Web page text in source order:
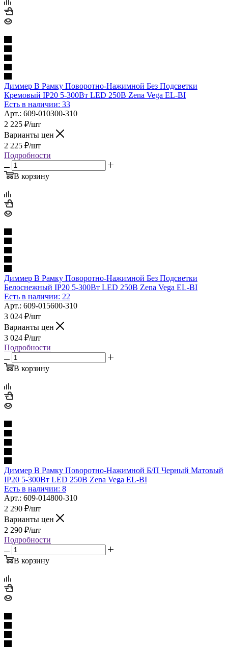
Диммер В Рамку Поворотно-Нажимной Без Подсветки
Кремовый IP20 5-300Вт LED 250В Zena Vega EL-BI
Есть в наличии: 33
Арт.: 609-010300-310
2 225 ₽/шт
Варианты цен
2 225 ₽/шт
Подробности
В корзину
Диммер В Рамку Поворотно-Нажимной Без Подсветки
Белоснежный IP20 5-300Вт LED 250В Zena Vega EL-BI
Есть в наличии: 22
Арт.: 609-015600-310
3 024 ₽/шт
Варианты цен
3 024 ₽/шт
Подробности
В корзину
Диммер В Рамку Поворотно-Нажимной Б/П Черный Матовый
IP20 5-300Вт LED 250В Zena Vega EL-BI
Есть в наличии: 8
Арт.: 609-014800-310
2 290 ₽/шт
Варианты цен
2 290 ₽/шт
Подробности
В корзину